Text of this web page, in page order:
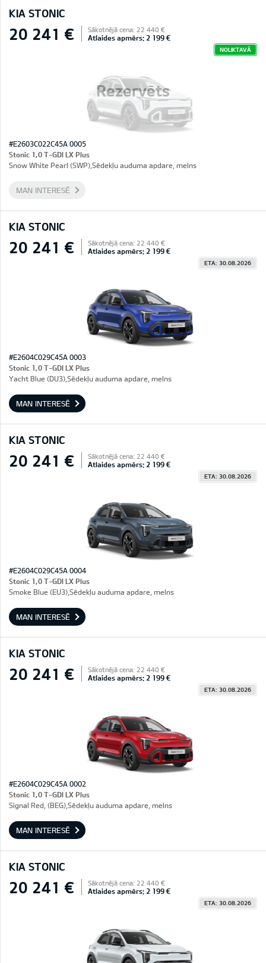
KIA STONIC
Rezervēts
20 241 € Sākotnējā cena: 22 440 €
Atlaides apmērs: 2 199 €
NOLIKTAVĀ
#E2603C022C45A 0005
Stonic 1,0 T-GDI LX Plus
Snow White Pearl (SWP),Sēdekļu auduma apdare, melns
MAN INTERESĒ
KIA STONIC
20 241 € Sākotnējā cena: 22 440 €
Atlaides apmērs: 2 199 €
ETA: 30.08.2026
#E2604C029C45A 0003
Stonic 1,0 T-GDI LX Plus
Yacht Blue (DU3),Sēdekļu auduma apdare, melns
MAN INTERESĒ
KIA STONIC
20 241 € Sākotnējā cena: 22 440 €
Atlaides apmērs: 2 199 €
ETA: 30.08.2026
#E2604C029C45A 0004
Stonic 1,0 T-GDI LX Plus
Smoke Blue (EU3),Sēdekļu auduma apdare, melns
MAN INTERESĒ
KIA STONIC
20 241 € Sākotnējā cena: 22 440 €
Atlaides apmērs: 2 199 €
ETA: 30.08.2026
#E2604C029C45A 0002
Stonic 1,0 T-GDI LX Plus
Signal Red, (BEG),Sēdekļu auduma apdare, melns
MAN INTERESĒ
KIA STONIC
20 241 € Sākotnējā cena: 22 440 €
Atlaides apmērs: 2 199 €
ETA: 30.08.2026